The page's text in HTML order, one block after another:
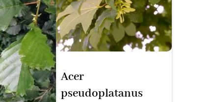
Acer
pseudoplatanus